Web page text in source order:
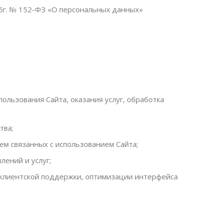
№ 152-ФЗ «О персональных данных»
Сайта, оказания услуг, обработка
связанных с использованием Сайта;
и услуг;
поддержки, оптимизации интерфейса